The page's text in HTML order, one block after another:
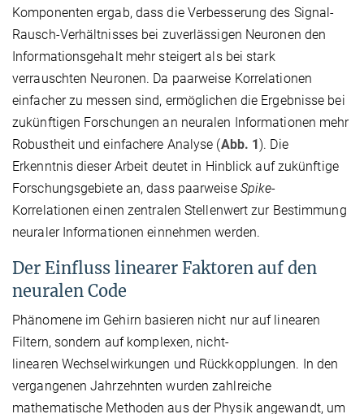
Komponenten ergab, dass die Verbesserung des Signal-
Rausch-Verhältnisses bei zuverlässigen Neuronen den
Informationsgehalt mehr steigert als bei stark
verrauschten Neuronen. Da paarweise Korrelationen
einfacher zu messen sind, ermöglichen die Ergebnisse bei
zukünftigen Forschungen an neuralen Informationen mehr
Robustheit und einfachere Analyse (Abb. 1 ). Die
Erkenntnis dieser Arbeit deutet in Hinblick auf zukünftige
Forschungsgebiete an, dass paarweise Spike-
Korrelationen einen zentralen Stellenwert zur Bestimmung
neuraler Informationen einnehmen werden.
Der Einfluss linearer Faktoren auf den
neuralen Code
Phänomene im Gehirn basieren nicht nur auf linearen
Filtern, sondern auf komplexen, nicht-
linearen Wechselwirkungen und Rückkopplungen. In den
vergangenen Jahrzehnten wurden zahlreiche
mathematische Methoden aus der Physik angewandt, um